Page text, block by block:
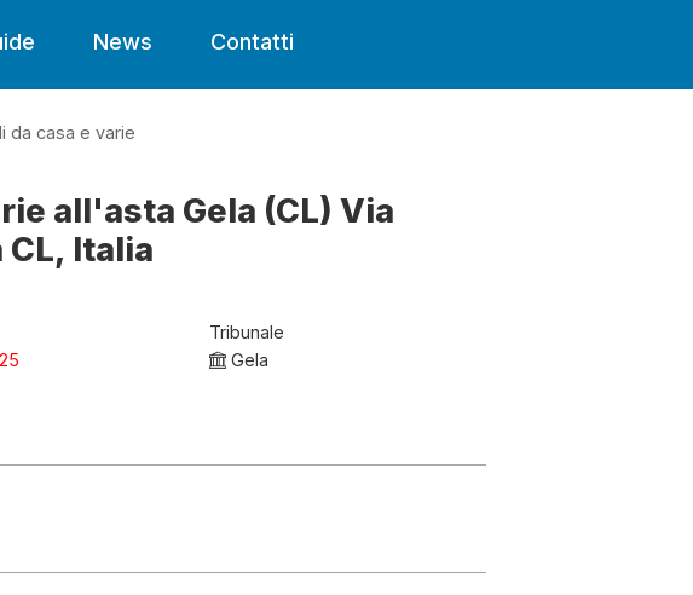
News Contatti
da casa e varie
all'asta Gela (CL) Via
CL, Italia
Tribunale
Gela